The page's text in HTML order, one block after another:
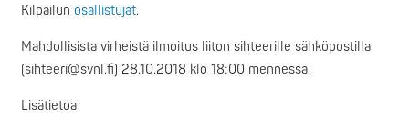
Kilpailun osallistujat.
Mahdollisista virheistä ilmoitus liiton sihteerille sähköpostilla
(sihteeri@svnl.fi) 28.10.2018 klo 18:00 mennessä.
Lisätietoa